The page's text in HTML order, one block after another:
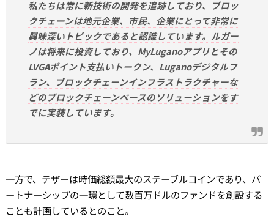
私たちは常に新技術の開発を追跡しており、ブロッ
クチェーンは地元企業、市民、企業にとって非常に
興味深いトピックであると認識しています。ルガー
ノは将来に投資しており、MyLuganoアプリとその
LVGAポイント支払いトークン、Luganoデジタルフ
ラン、ブロックチェーンインフラストラクチャーな
どのブロックチェーンベースのソリューションをす
でに実装しています。
一方で、テザーは時価総額最大のステーブルコインであり、パ
ートナーシップの一環として数百万ドルのファンドを創設する
ことも計画しているとのこと。